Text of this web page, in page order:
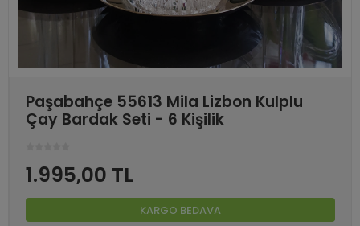
Paşabahçe 55613 Mila Lizbon Kulplu
Çay Bardak Seti - 6 Kişilik
1.995,00 TL
KARGO BEDAVA